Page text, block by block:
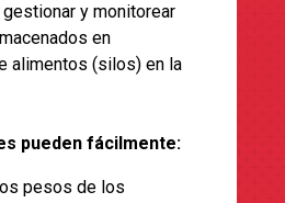
y monitorear
en
alimentos (silos) en la
pueden fácilmente:
pesos de los